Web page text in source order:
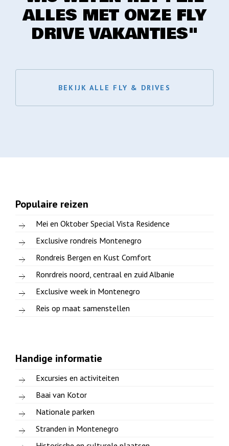
ALLES MET ONZE FLY
DRIVE VAKANTIES"
BEKIJK ALLE FLY & DRIVES
Populaire reizen
Mei en Oktober Special Vista Residence
Exclusive rondreis Montenegro
Rondreis Bergen en Kust Comfort
Ronrdreis noord, centraal en zuid Albanie
Exclusive week in Montenegro
Reis op maat samenstellen
Handige informatie
Excursies en activiteiten
Baai van Kotor
Nationale parken
Stranden in Montenegro